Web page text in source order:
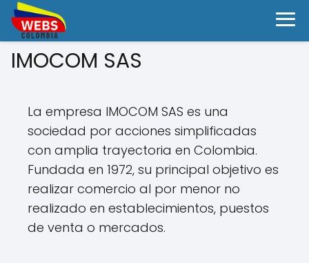
IMOCOM SAS
La empresa IMOCOM SAS es una
sociedad por acciones simplificadas
con amplia trayectoria en Colombia.
Fundada en 1972, su principal objetivo es
realizar comercio al por menor no
realizado en establecimientos, puestos
de venta o mercados.